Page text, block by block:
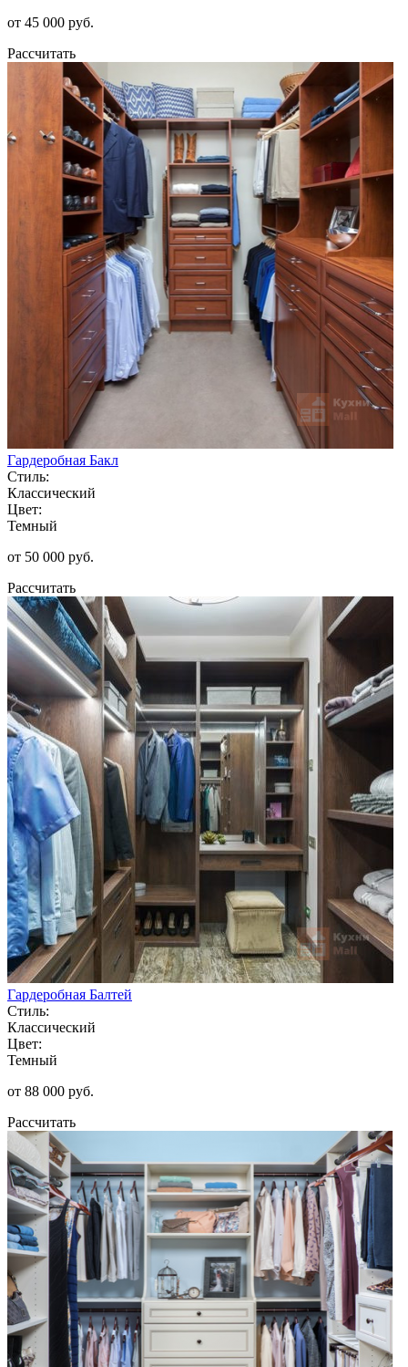
от 45 000 руб.
Рассчитать
Гардеробная Бакл
Стиль:
Классический
Цвет:
Темный
от 50 000 руб.
Рассчитать
Гардеробная Балтей
Стиль:
Классический
Цвет:
Темный
от 88 000 руб.
Рассчитать